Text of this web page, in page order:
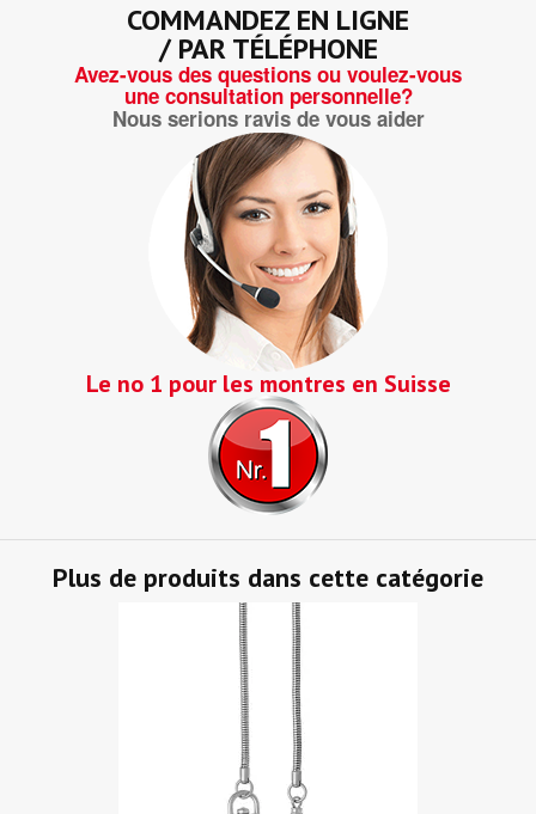
COMMANDEZ EN LIGNE
/ PAR TÉLÉPHONE
Avez-vous des questions ou voulez-vous
une consultation personnelle?
Nous serions ravis de vous aider
Le no 1 pour les montres en Suisse
Plus de produits dans cette catégorie